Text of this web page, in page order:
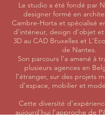
Le studio a été fondé par
designer formé en
Cambre-Horta et spécialisé
d’intérieur, design d’objet
3D au CAD Bruxelles et
de Nantes.​
Son parcours l’a amené à
plusieurs agences en
l’étranger, sur des projets
d’espace, mobilier et
Cette diversité
aujourd’hui l’approche de